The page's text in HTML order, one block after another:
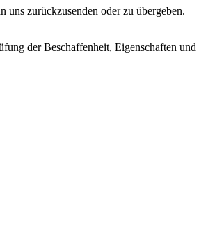
uns zurückzusenden oder zu übergeben.
der Beschaffenheit, Eigenschaften und